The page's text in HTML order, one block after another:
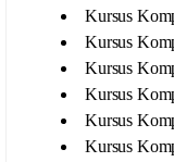
Kursus
Kursus
Kursus
Kursus
Kursus
Kursus